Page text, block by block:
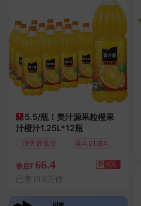
5.5/瓶！美汁源果粒橙果
汁橙汁1.25L*12瓶
19天最低价 满4.01减4
券后¥ 66.4 券 4元
已售10.0万件